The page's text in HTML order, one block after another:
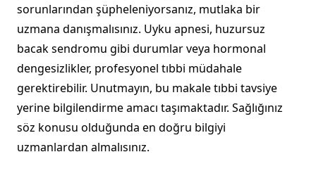
sorunlarından şüpheleniyorsanız, mutlaka bir
uzmana danışmalısınız. Uyku apnesi, huzursuz
bacak sendromu gibi durumlar veya hormonal
dengesizlikler, profesyonel tıbbi müdahale
gerektirebilir. Unutmayın, bu makale tıbbi tavsiye
yerine bilgilendirme amacı taşımaktadır. Sağlığınız
söz konusu olduğunda en doğru bilgiyi
uzmanlardan almalısınız.